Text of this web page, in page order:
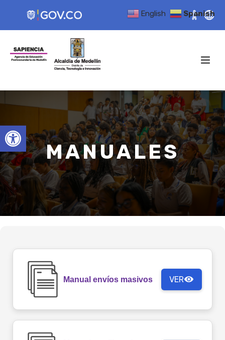
Open toolbar
MANUALES
Manual envíos masivos VER
English Spanish